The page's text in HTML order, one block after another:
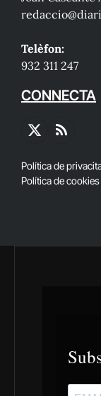
Telèfon:
932 311 247
CONNECTA
X
RSS
Política de
Política de cookies